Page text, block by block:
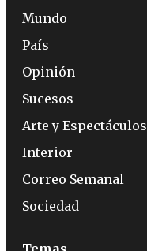
Mundo
País
Opinión
Sucesos
Arte y Espectáculos
Interior
Correo Semanal
Sociedad